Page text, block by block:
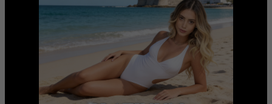
Platinum Esta modelo pertenece a
nuestro Catálogo Privado Platinum.
Selección privada de modelos con un
nivel de belleza y perform ...